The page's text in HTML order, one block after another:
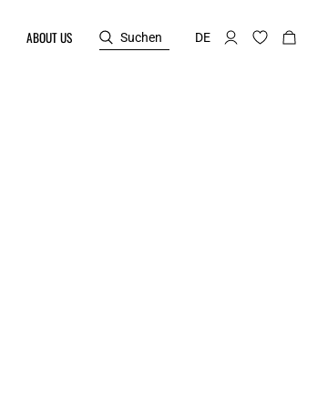
ABOUT US Suchen DE